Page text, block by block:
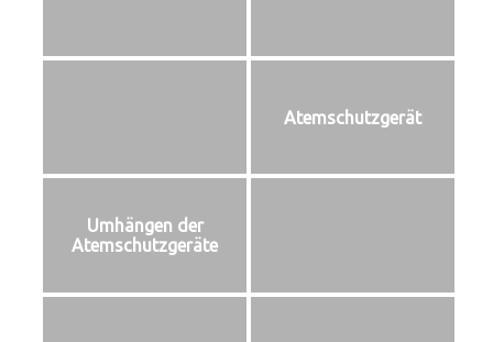
Atemschutzgerät
Umhängen der
Atemschutzgeräte